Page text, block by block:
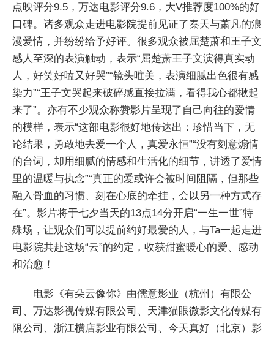
点映评分9.5，万达电影评分9.6，大V推荐度100%的好
口碑。诸多观众走进电影院提前见证了秦天与萧凡的浪
漫爱情，并纷纷给予好评。很多观众被屈楚萧和王子文
感人至深的表演触动，表示“屈楚萧王子文演得真实动
人，好笑好嗑又好哭”“镜头唯美，表演细腻出色很有感
染力”“王子文哭起来破碎感直接拉满，看得我心都揪起
来了”。亦有不少观众称赞影片呈现了自己向往的爱情
的模样，表示“这部电影很好地传达出：珍惜当下，无
论结果，勇敢地去爱一个人，真爱永恒”“没有刻意煽情
的台词，却用细腻的情感和生活化的细节，讲透了爱情
里的温暖与执念”“真正的爱或许会被时间阻隔，但那些
融入骨血的习惯、刻在心底的牵挂，会以另一种方式存
在”。影片将于七夕当天的13点14分开启“一生一世”特
殊场，让观众们可以提前约好最爱的人，与Ta一起走进
电影院共赴这场“云”的约定，收获甜蜜暖心的爱、感动
和治愈！
电影《有朵云像你》由儒意影业（杭州）有限公
司、万达影视传媒有限公司、天津猫眼微影文化传媒有
限公司、浙江横店影业有限公司、今天真好（北京）影